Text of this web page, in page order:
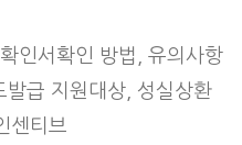
인서확인 방법, 유의사항
발급 지원대상, 성실상환
센티브